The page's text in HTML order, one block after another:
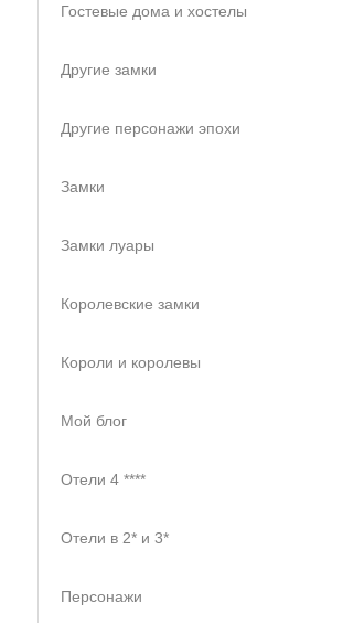
Гостевые дома и хостелы
Другие замки
Другие персонажи эпохи
Замки
Замки луары
Королевские замки
Короли и королевы
Мой блог
Отели 4 ****
Отели в 2* и 3*
Персонажи